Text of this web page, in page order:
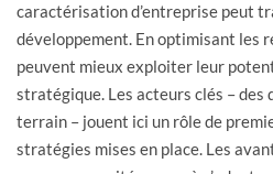
caractérisation d’entreprise peut
développement. En optimisant les
peuvent mieux exploiter leur
stratégique. Les acteurs clés – des
terrain – jouent ici un rôle de
stratégies mises en place. Les